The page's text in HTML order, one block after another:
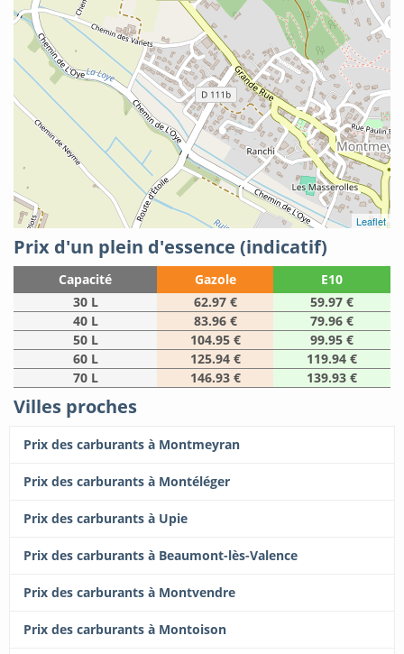
Leaflet
Prix d'un plein d'essence (indicatif)
Capacité Gazole
E10
30 L
62.97 €
59.97 €
40 L
83.96 €
79.96 €
50 L
104.95 €
99.95 €
60 L
125.94 €
119.94 €
70 L
146.93 € 139.93 €
Villes proches
Prix des carburants à Montmeyran
Prix des carburants à Montéléger
Prix des carburants à Upie
Prix des carburants à Beaumont-lès-Valence
Prix des carburants à Montvendre
Prix des carburants à Montoison